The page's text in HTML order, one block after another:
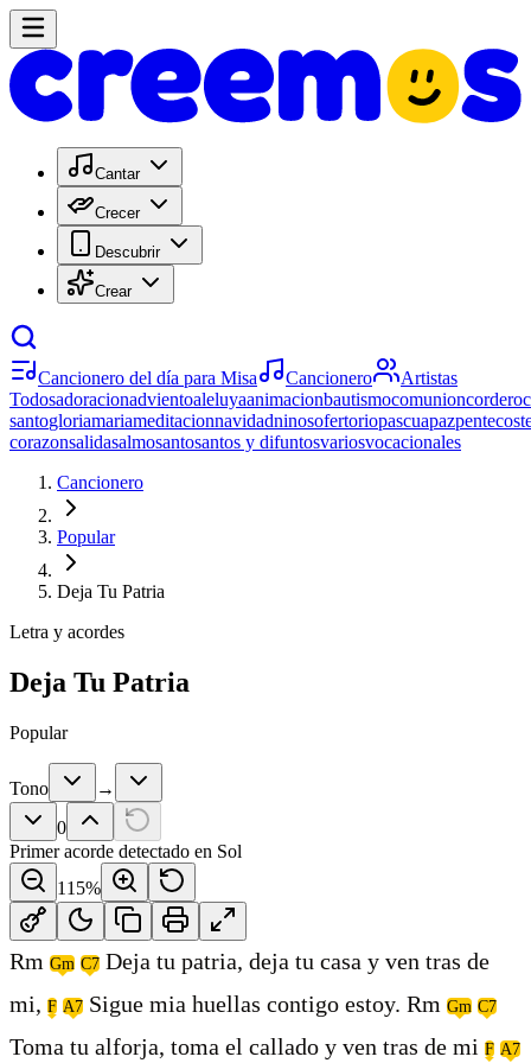
Cantar
Crecer
Descubrir
Crear
Cancionero del día para Misa Cancionero
Artistas
Todosadoracionadvientoaleluyaanimacionbautismocomunioncordero
santogloriamariameditacionnavidadninosofertoriopascuapaz
corazonsalidasalmosantosantos y difuntosvariosvocacionales
Cancionero
Popular
Deja Tu Patria
Letra y acordes
Deja Tu Patria
Popular
Tono
→
0
Primer acorde detectado en Sol
115%
Rm Gm C7 Deja tu patria, deja tu casa y ven tras de
mi, F A7 Sigue mia huellas contigo estoy. Rm Gm C7
Toma tu alforja, toma el callado y ven tras de mi F A7